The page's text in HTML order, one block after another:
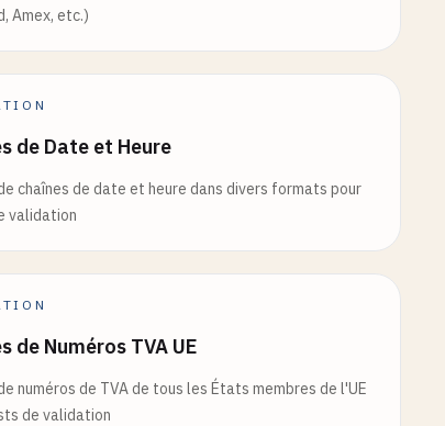
Amex, etc.)
de Date et Heure
chaînes de date et heure dans divers formats pour
validation
de Numéros TVA UE
numéros de TVA de tous les États membres de l'UE
de validation